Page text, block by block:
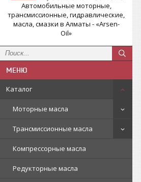
Автомобильные моторные,
трансмиссионные, гидравлические,
масла, смазки в Алматы - «Arsen-
Oil»
Каталог
Моторные масла
Трансмиссионные масла
Компрессорные масла
Редукторные масла